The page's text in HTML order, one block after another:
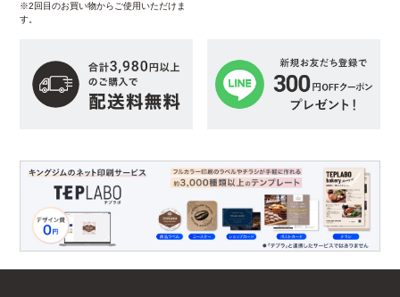
※2回目のお買い物からご使用いただけま
す。